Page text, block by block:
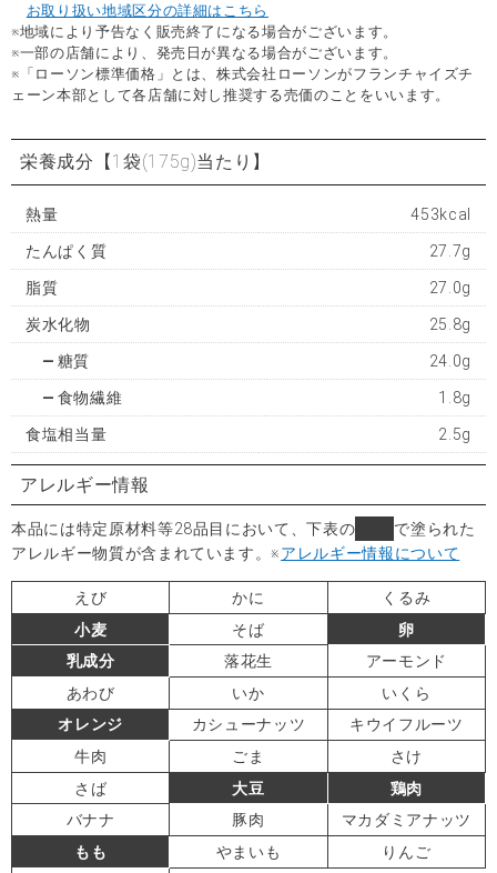
お取り扱い地域区分の詳細はこちら
※地域により予告なく販売終了になる場合がございます。
※一部の店舗により、発売日が異なる場合がございます。
※「ローソン標準価格」とは、株式会社ローソンがフランチャイズチ
ェーン本部として各店舗に対し推奨する売価のことをいいます。
栄養成分 【1袋(175g)当たり】
熱量 453kcal
たんぱく質 27.7g
脂質 27.0g
炭水化物 25.8g
糖質 24.0g
食物繊維 1.8g
食塩相当量 2.5g
アレルギー情報
本品には特定原材料等28品目において、下表の
で塗られた
アレルギー物質が含まれています。※アレルギー情報について
えび かに
くるみ
小麦
そば
卵
乳成分
落花生
アーモンド
あわび
いか
いくら
オレンジ
カシューナッツ
キウイフルーツ
牛肉
ごま
さけ
さば
大豆
鶏肉
バナナ
豚肉
マカダミアナッツ
もも
やまいも
りんご